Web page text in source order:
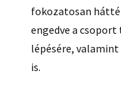
fokozatosan
engedve a
lépésére,
is.